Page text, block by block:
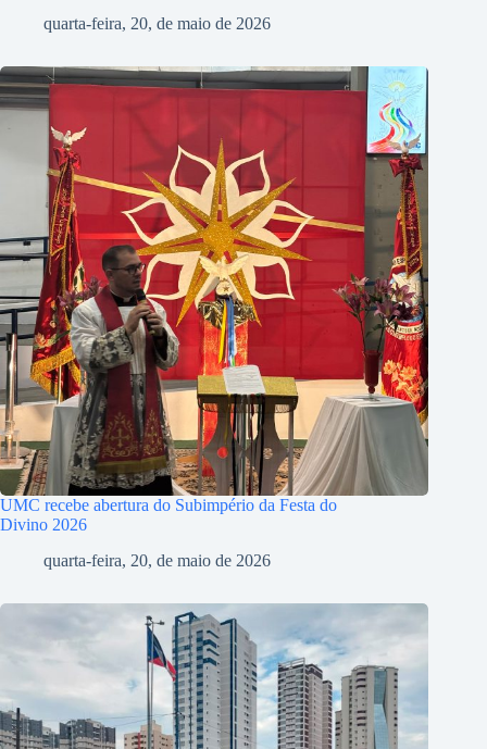
quarta-feira, 20, de maio de 2026
UMC recebe abertura do Subimpério da Festa do
Divino 2026
quarta-feira, 20, de maio de 2026